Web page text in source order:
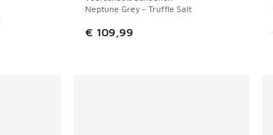
Neptune Grey - Truffle Salt
€ 109,99